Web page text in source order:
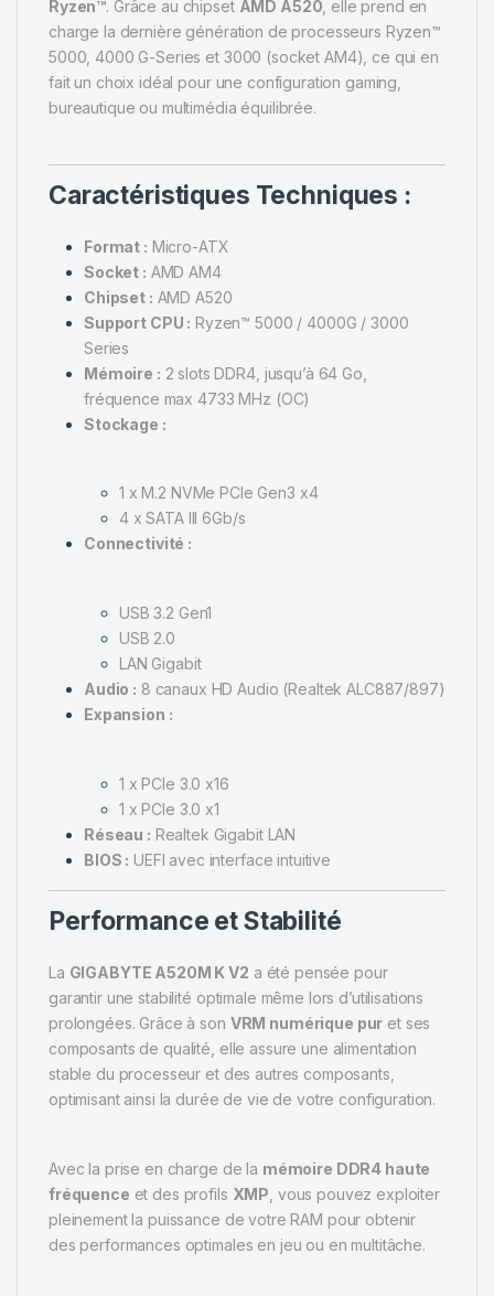
Ryzen™. Grâce au chipset AMD A520 , elle prend en
charge la dernière génération de processeurs Ryzen™
5000, 4000 G-Series et 3000 (socket AM4), ce qui en
fait un choix idéal pour une configuration gaming,
bureautique ou multimédia équilibrée.
Caractéristiques Techniques :
Format : Micro-ATX
Socket : AMD AM4
Chipset : AMD A520
Support CPU : Ryzen™ 5000 / 4000G / 3000
Series
Mémoire : 2 slots DDR4, jusqu’à 64 Go,
fréquence max 4733 MHz (OC)
Stockage :
1 x M.2 NVMe PCIe Gen3 x4
4 x SATA III 6Gb/s
Connectivité :
USB 3.2 Gen1
USB 2.0
LAN Gigabit
Audio : 8 canaux HD Audio (Realtek ALC887/897)
Expansion :
1 x PCIe 3.0 x16
1 x PCIe 3.0 x1
Réseau : Realtek Gigabit LAN
BIOS : UEFI avec interface intuitive
Performance et Stabilité
La GIGABYTE A520M K V2 a été pensée pour
garantir une stabilité optimale même lors d’utilisations
prolongées. Grâce à son VRM numérique pur et ses
composants de qualité, elle assure une alimentation
stable du processeur et des autres composants,
optimisant ainsi la durée de vie de votre configuration.
Avec la prise en charge de la mémoire DDR4 haute
fréquence et des profils XMP, vous pouvez exploiter
pleinement la puissance de votre RAM pour obtenir
des performances optimales en jeu ou en multitâche.